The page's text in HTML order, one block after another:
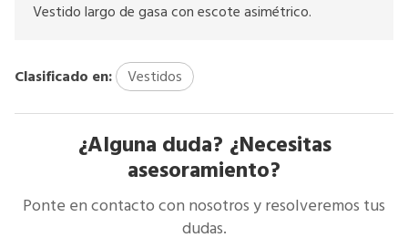
Vestido largo de gasa con escote asimétrico.
Clasificado en: Vestidos
¿Alguna duda? ¿Necesitas
asesoramiento?
Ponte en contacto con nosotros y resolveremos tus
dudas.